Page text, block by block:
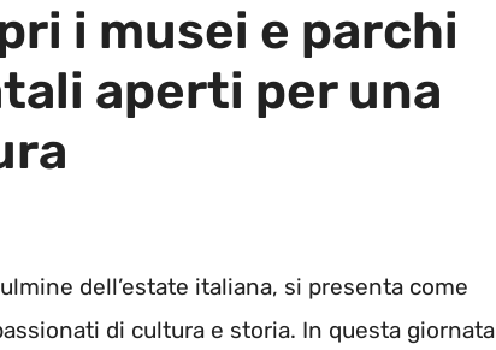
i musei e parchi
aperti per una
dell’estate italiana, si presenta come
di cultura e storia. In questa giornata